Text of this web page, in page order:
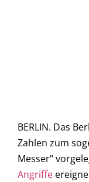
BERLIN. Das
Zahlen zum
Messer“
Angriffe